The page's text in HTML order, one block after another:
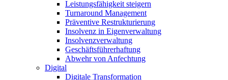
Leistungsfähigkeit steigern
Turnaround Management
Präventive Restrukturierung
Insolvenz in Eigenverwaltung
Insolvenzverwaltung
Geschäftsführerhaftung
Abwehr von Anfechtung
Digital
Digitale Transformation